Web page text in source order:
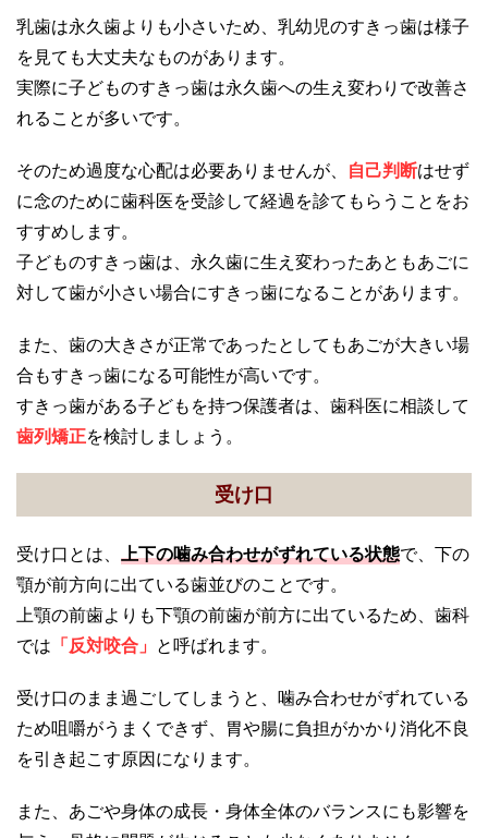
乳歯は永久歯よりも小さいため、乳幼児のすきっ歯は様子
を見ても大丈夫なものがあります。
実際に子どものすきっ歯は永久歯への生え変わりで改善さ
れることが多いです。
そのため過度な心配は必要ありませんが、 自己判断はせず
に念のために歯科医を受診して経過を診てもらうことをお
すすめします。
子どものすきっ歯は、永久歯に生え変わったあともあごに
対して歯が小さい場合にすきっ歯になることがあります。
また、歯の大きさが正常であったとしてもあごが大きい場
合もすきっ歯になる可能性が高いです。
すきっ歯がある子どもを持つ保護者は、歯科医に相談して
歯列矯正を検討しましょう。
受け口
受け口とは、 上下の噛み合わせがずれている状態で、下の
顎が前方向に出ている歯並びのことです。
上顎の前歯よりも下顎の前歯が前方に出ているため、歯科
では 「反対咬合」 と呼ばれます。
受け口のまま過ごしてしまうと、噛み合わせがずれている
ため咀嚼がうまくできず、胃や腸に負担がかかり消化不良
を引き起こす原因になります。
また、あごや身体の成長・身体全体のバランスにも影響を